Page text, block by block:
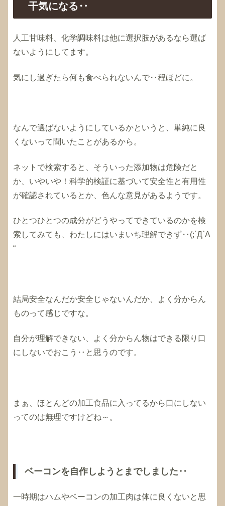
干気になる‥
人工甘味料、化学調味料は他に選択肢があるなら選ば
ないようにしてます。
気にし過ぎたら何も食べられないんで‥程ほどに。
なんで選ばないようにしているかというと、単純に良
くないって聞いたことがあるから。
ネットで検索すると、そういった添加物は危険だと
か、いやいや！科学的検証に基づいて安全性と有用性
が確認されているとか、色んな意見があるようです。
ひとつひとつの成分がどうやってできているのかを検
索してみても、わたしにはいまいち理解できず‥(;´Д`A
“
結局安全なんだか安全じゃないんだか、よく分からん
ものって感じですな。
自分が理解できない、よく分からん物はできる限り口
にしないでおこう‥と思うのです。
まぁ、ほとんどの加工食品に入ってるから口にしない
ってのは無理ですけどね～。
ベーコンを自作しようとまでしました‥
一時期はハムやベーコンの加工肉は体に良くないと思